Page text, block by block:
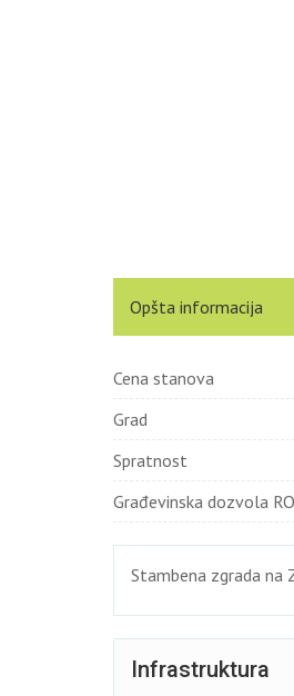
Opšta informacija
Cena stanova
Grad
Spratnost
Građevinska dozvola
Stambena zgrada na
Infrastruktura